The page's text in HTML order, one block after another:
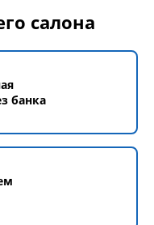
салона
банка